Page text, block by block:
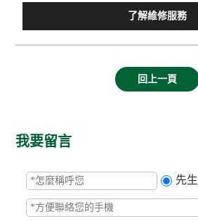
了解維修服務
回上一頁
我要留言
先生